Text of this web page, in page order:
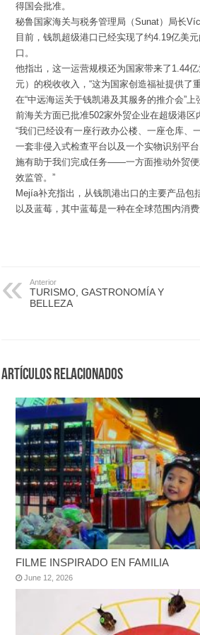
得国会批准。
秘鲁国家海关与税务管理局（Sunat）局长
目前，钱凯超级港口已经实现了约4.19亿美
口。
他指出，这一运营规模还为国家带来了1.44
元）的税收收入，“这为国家创造福祉提供了
在“中远海运关于钱凯港及其服务的推介会”
前海关方面已批准502家外贸企业在超级港区
“我们已经设有一座行政办公楼、一座仓库、
一套非侵入式检查平台以及一个实物识别平
施有助于我们完成任务——一方面推动外贸
效监管。”
Mejía补充指出，从钱凯港出口的主要产品包
以及蓝莓，其中蓝莓是一种在全球范围内消
Anterior
TURISMO, GASTRONOMÍA Y
BELLEZA
Artículos Relacionados
FILME INSPIRADO EN FAMILIA
June 12, 2026